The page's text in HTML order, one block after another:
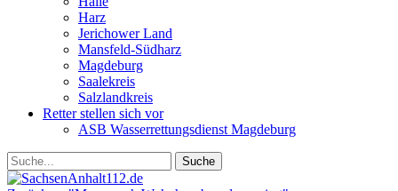
Harz
Jerichower Land
Mansfeld-Südharz
Magdeburg
Saalekreis
Salzlandkreis
Retter stellen sich vor
ASB Wasserrettungsdienst Magdeburg